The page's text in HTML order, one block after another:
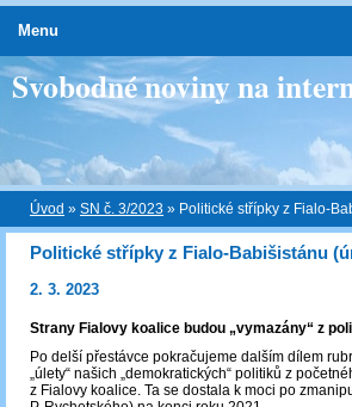
Svobodné noviny na
Úvod » SN č. 3/2023 » Politické střípky z Fialo-
Politické střípky z Fialo-Babišistánu
2. 3. 2023
Strany Fialovy koalice budou „vymazány“ z
Po delší přestávce pokračujeme dalším dílem
„úlety“ našich „demokratických“ politiků z
z Fialovy koalice. Ta se dostala k moci po
Menu